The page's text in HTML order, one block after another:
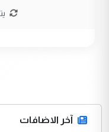
hadi
آخر الاضافات